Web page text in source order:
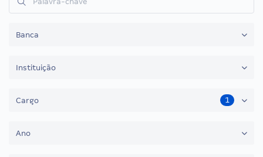
Banca
Instituição
Cargo 1
Ano